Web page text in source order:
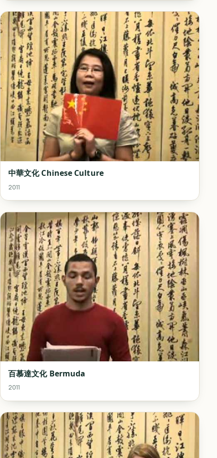
中華文化 Chinese Culture
2011
百慕達文化 Bermuda
2011